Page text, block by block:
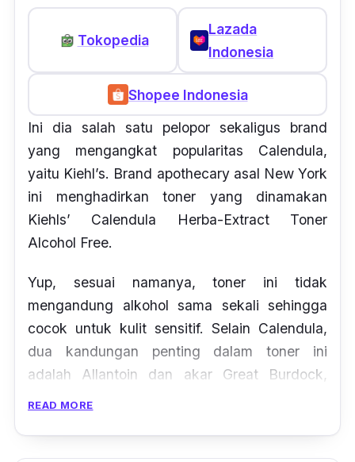
Tokopedia
Lazada
Indonesia
Shopee Indonesia
Ini dia salah satu pelopor sekaligus brand
yang mengangkat popularitas Calendula,
yaitu Kiehl’s. Brand apothecaryasal New York
ini menghadirkan toner yang dinamakan
Kiehls’ Calendula Herba-Extract Toner
Alcohol Free.
Yup, sesuai namanya,toner ini tidak
mengandung alkohol sama sekali sehingga
cocok untuk kulit sensitif. Selain Calendula,
dua kandungan penting dalam toner ini
adalah Allantoin dan akar Great Burdock,
READ MORE